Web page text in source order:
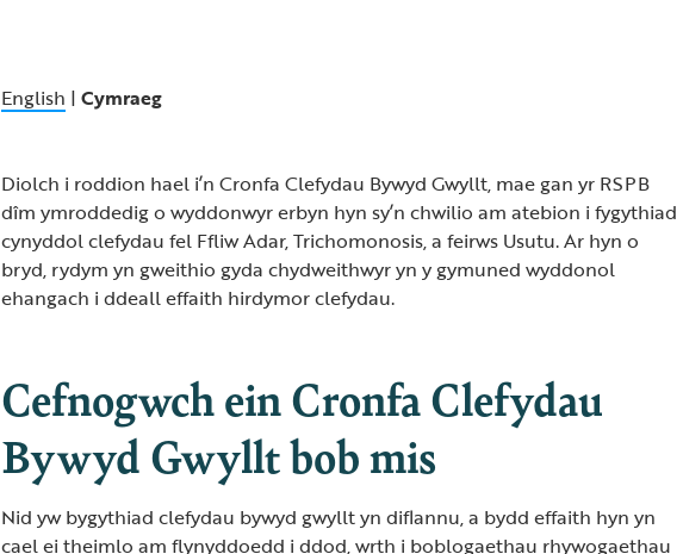
English |Cymraeg
Diolch i roddion hael i’n Cronfa Clefydau Bywyd Gwyllt, mae gan yr RSPB
dîm ymroddedig o wyddonwyr erbyn hyn sy’n chwilio am atebion i fygythiad
cynyddol clefydau fel Ffliw Adar, Trichomonosis, a feirws Usutu. Ar hyn o
bryd, rydym yn gweithio gyda chydweithwyr yn y gymuned wyddonol
ehangach i ddeall effaith hirdymor clefydau.
Cefnogwch ein Cronfa Clefydau
Bywyd Gwyllt bob mis
Nid yw bygythiad clefydau bywyd gwyllt yn diflannu, a bydd effaith hyn yn
cael ei theimlo am flynyddoedd i ddod, wrth i boblogaethau rhywogaethau